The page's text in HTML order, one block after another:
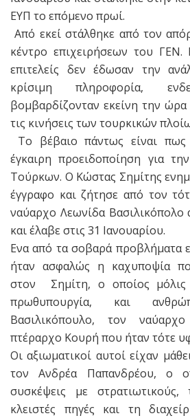
ΕΥΠ το επόμενο πρωί.
Από εκεί στάλθηκε από τον
κέντρο επιχειρήσεων του ΓΕΝ.
επιτελείς δεν έδωσαν την
κρίσιμη πληροφορία,
βομβαρδίζονταν εκείνη την
τις κινήσεις των τουρκικών
Το βέβαιο πάντως είναι
έγκαιρη προειδοποίηση για
Τούρκων. Ο Κώστας Σημίτης
έγγραφο και ζήτησε από τον
ναύαρχο Λεωνίδα Βασιλικόπολο
και έλαβε στις 31 Ιανουαρίου.
Ενα από τα σοβαρά προβλήματα
ήταν ασφαλώς η καχυποψία
στον Σημίτη, ο οποίος μόλις
πρωθυπουργία, και
Βασιλικόπουλο, τον
πτέραρχο Κουρή που ήταν τότε
Οι αξιωματικοί αυτοί είχαν
τον Ανδρέα Παπανδρέου, ο
συσκέψεις με στρατιωτικούς,
κλειστές πηγές και τη